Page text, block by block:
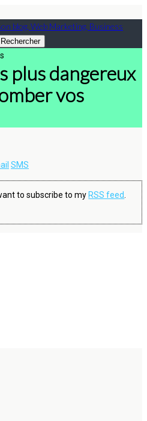
blog, Web Marketing, Business
plus dangereux
vos
SMS
to subscribe to my RSS feed.